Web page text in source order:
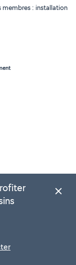
membres : installation